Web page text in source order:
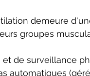
demeure
groupes
et de surveillance
automatiques